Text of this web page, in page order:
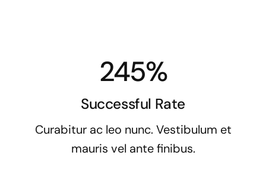
245%
Successful Rate
Curabitur ac leo nunc. Vestibulum et
mauris vel ante finibus.